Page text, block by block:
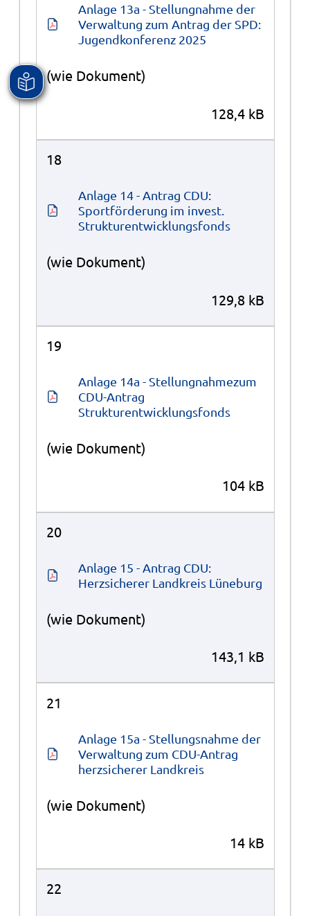
Anlage 13a - Stellungnahme der
Verwaltung zum Antrag der SPD:
Jugendkonferenz 2025
(wie Dokument)
128,4 kB
18
Anlage 14 - Antrag CDU:
Sportförderung im invest.
Strukturentwicklungsfonds
(wie Dokument)
129,8 kB
19
Anlage 14a - Stellungnahmezum
CDU-Antrag
Strukturentwicklungsfonds
(wie Dokument)
104 kB
20
Anlage 15 - Antrag CDU:
Herzsicherer Landkreis Lüneburg
(wie Dokument)
143,1 kB
21
Anlage 15a - Stellungsnahme der
Verwaltung zum CDU-Antrag
herzsicherer Landkreis
(wie Dokument)
14 kB
22